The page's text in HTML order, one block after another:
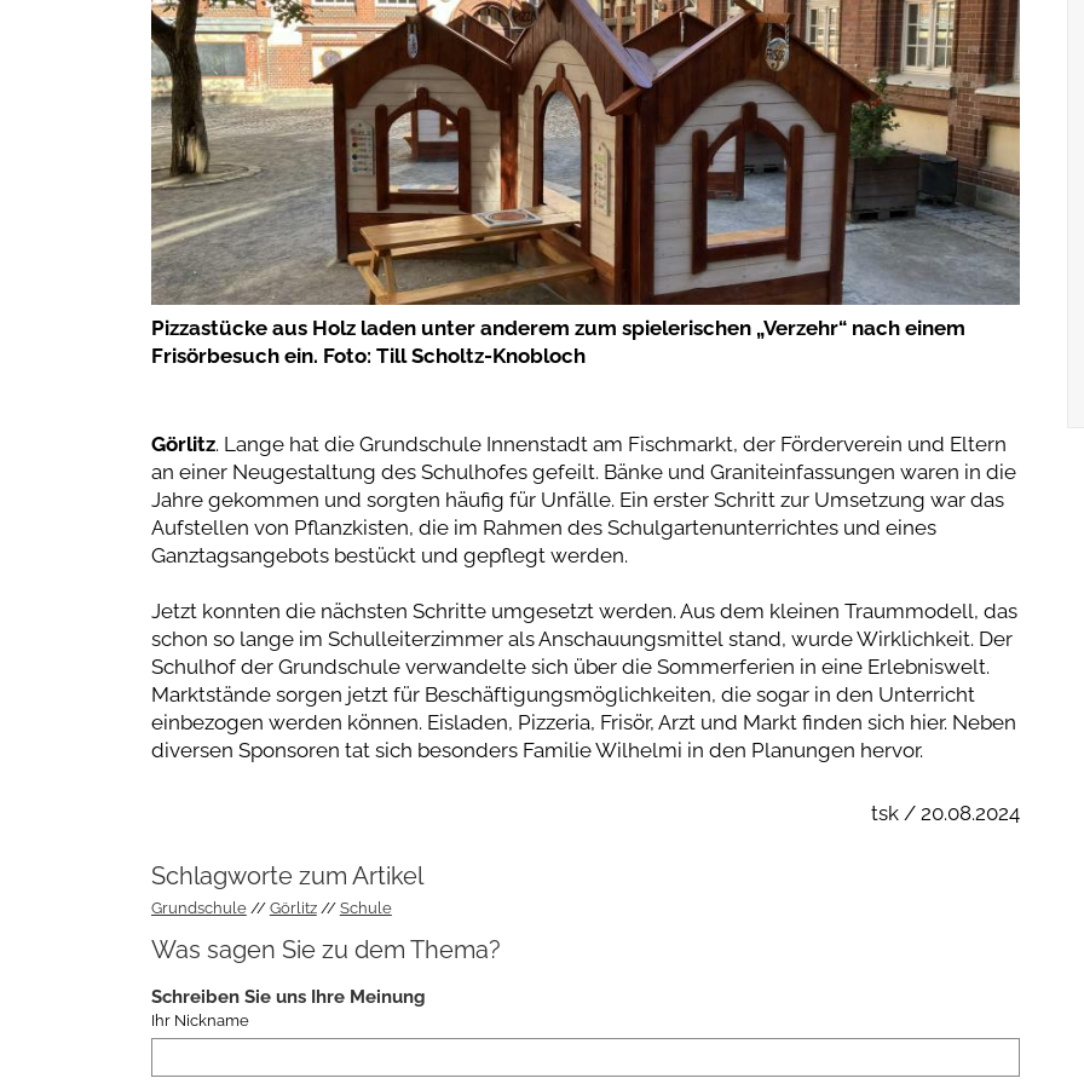
Pizzastücke aus Holz laden unter anderem zum spielerischen „Verzehr“ nach einem
Frisörbesuch ein. Foto: Till Scholtz-Knobloch
Görlitz. Lange hat die Grundschule Innenstadt am Fischmarkt, der Förderverein und Eltern
an einer Neugestaltung des Schulhofes gefeilt. Bänke und Graniteinfassungen waren in die
Jahre gekommen und sorgten häufig für Unfälle. Ein erster Schritt zur Umsetzung war das
Aufstellen von Pflanzkisten, die im Rahmen des Schulgartenunterrichtes und eines
Ganztagsangebots bestückt und gepflegt werden.
Jetzt konnten die nächsten Schritte umgesetzt werden. Aus dem kleinen Traummodell, das
schon so lange im Schulleiterzimmer als Anschauungsmittel stand, wurde Wirklichkeit. Der
Schulhof der Grundschule verwandelte sich über die Sommerferien in eine Erlebniswelt.
Marktstände sorgen jetzt für Beschäftigungsmöglichkeiten, die sogar in den Unterricht
einbezogen werden können. Eisladen, Pizzeria, Frisör, Arzt und Markt finden sich hier. Neben
diversen Sponsoren tat sich besonders Familie Wilhelmi in den Planungen hervor.
tsk / 20.08.2024
Schlagworte zum Artikel
Grundschule Görlitz Schule
Was sagen Sie zu dem Thema?
Schreiben Sie uns Ihre Meinung
Ihr Nickname